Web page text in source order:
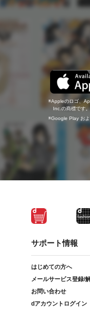
Appleのロゴ、
Inc.の商標です
Google Play お
サポート情報
はじめての方へ
メールサービス登録/
お問い合わせ
dアカウントログイン